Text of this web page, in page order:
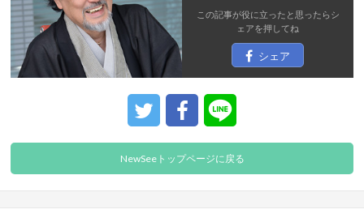
この記事が役に立ったと思ったらシ
ェアを押してね
シェア
NewSeeトップページに戻る